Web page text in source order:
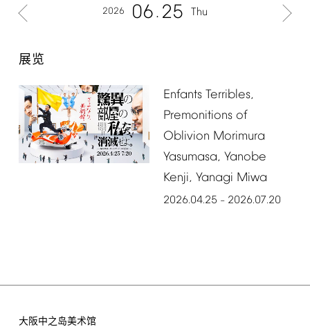
2026 06 25 Thu
展览
Enfants Terribles,
Premonitions of
Oblivion Morimura
Yasumasa, Yanobe
Kenji, Yanagi Miwa
2026.04.25 – 2026.07.20
大阪中之岛美术馆